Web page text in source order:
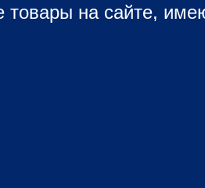
на сайте,